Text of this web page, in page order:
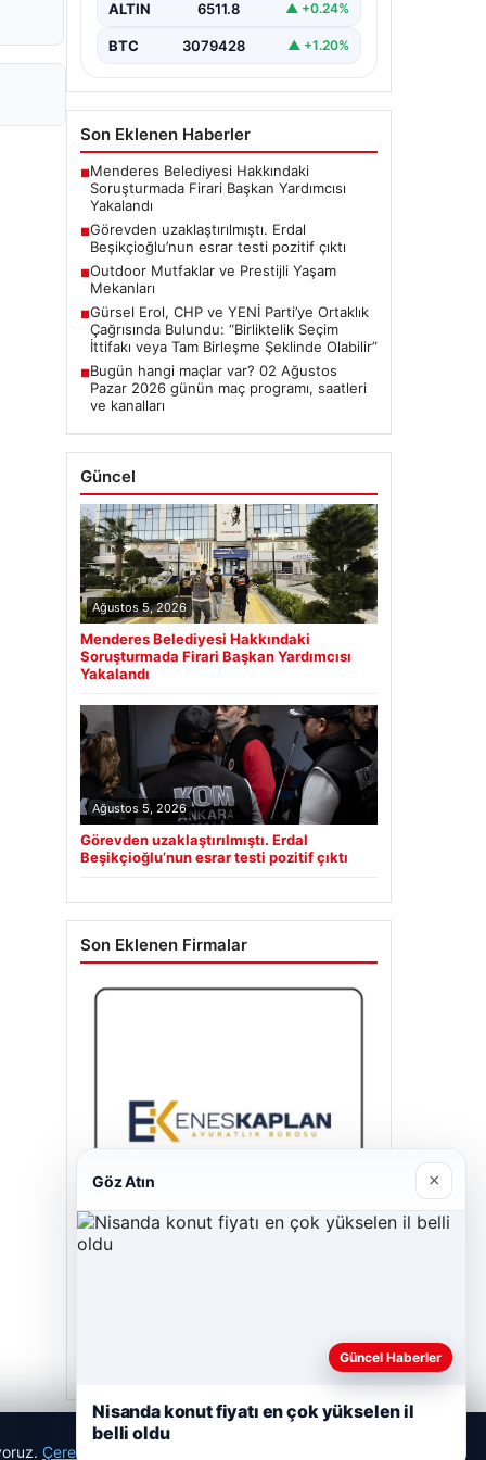
"content": "Ankara'da CHP'li…
ALTIN 6511.8 ▲ +0.24%
BTC 3079428 ▲ +1.20%
Son Eklenen Haberler
■Menderes Belediyesi Hakkındaki
Soruşturmada Firari Başkan Yardımcısı
Yakalandı
■Görevden uzaklaştırılmıştı. Erdal
Beşikçioğlu’nun esrar testi pozitif çıktı
■Outdoor Mutfaklar ve Prestijli Yaşam
Mekanları
■Gürsel Erol, CHP ve YENİ Parti’ye Ortaklık
Çağrısında Bulundu: “Birliktelik Seçim
İttifakı veya Tam Birleşme Şeklinde Olabilir”
■Bugün hangi maçlar var? 02 Ağustos
Pazar 2026 günün maç programı, saatleri
ve kanalları
Güncel
Ağustos 5, 2026
Menderes Belediyesi Hakkındaki
Soruşturmada Firari Başkan Yardımcısı
Yakalandı
Ağustos 5, 2026
Görevden uzaklaştırılmıştı. Erdal
Beşikçioğlu’nun esrar testi pozitif çıktı
Son Eklenen Firmalar
Çerez Politikamız
Göz Atın ×
Güncel Haberler
Nisanda konut fiyatı en çok yükselen il
belli oldu